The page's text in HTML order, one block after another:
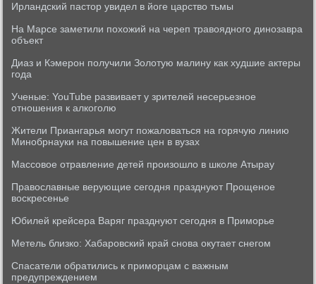
Ирландский пастор увидел в йоге царство тьмы
На Марсе заметили похожий на череп травоядного динозавра
объект
Диаз и Кэмерон получили Золотую малину как худшие актеры
года
Ученые: YouTube развивает у зрителей несерьезное
отношения к алкоголю
Жители Приангарья могут пожаловаться на горячую линию
Минобрнауки на повышение цен в вузах
Массовое отравление детей произошло в школе Атырау
Православные верующие сегодня празднуют Прощеное
воскресенье
Юбилей крейсера Варяг празднуют сегодня в Приморье
Метель близко: Хабаровский край снова окутает снегом
Спасатели обратились к приморцам с важным
предупреждением